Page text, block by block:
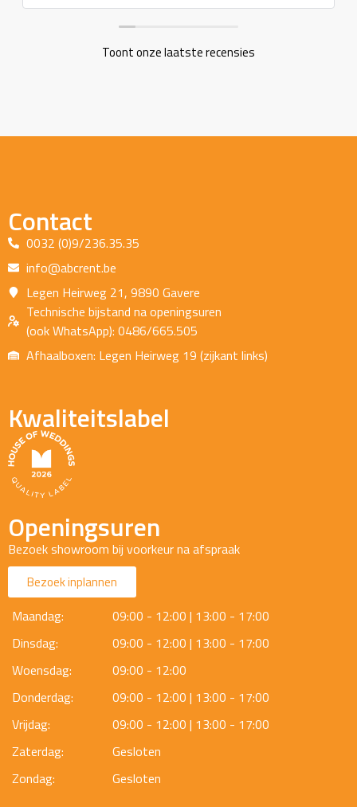
Toont onze laatste recensies
Contact
0032 (0)9/236.35.35
info@abcrent.be
Legen Heirweg 21, 9890 Gavere
Technische bijstand na openingsuren
(ook WhatsApp): 0486/665.505
Afhaalboxen: Legen Heirweg 19 (zijkant links)
Kwaliteitslabel
Openingsuren
Bezoek showroom bij voorkeur na afspraak
Bezoek inplannen
Maandag:
09:00 - 12:00 | 13:00 - 17:00
Dinsdag:
09:00 - 12:00 | 13:00 - 17:00
Woensdag:
09:00 - 12:00
Donderdag:
09:00 - 12:00 | 13:00 - 17:00
Vrijdag:
09:00 - 12:00 | 13:00 - 17:00
Zaterdag:
Gesloten
Zondag:
Gesloten